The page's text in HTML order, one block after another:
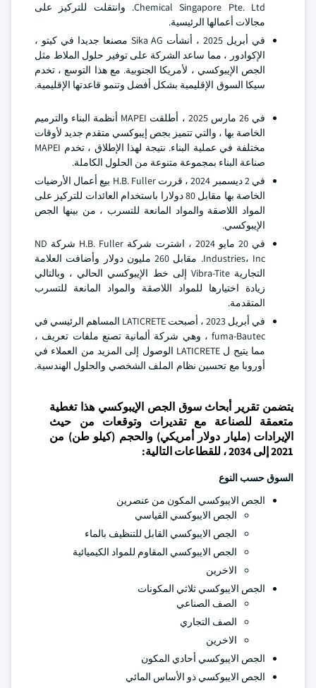
Chemical Singapore Pte. Ltd. وانتقلت للتركيز على
مجالات أعمالها الرئيسية.
في أبريل 2025 ، أنشأت Sika AG مصنعا جديدا في كيتو ،
الإكوادور ، مما ساعد الشركة على توفير حلول الملاط مثل
الجص الإيبوكسي ، لأمريكا الجنوبية. مع هذا التوسع ، تخدم
سيكا السوق الإقليمية بشكل أفضل وتنمو قاعدتها الإقليمية.
في 26 مارس 2025 ، أطلقت MAPEI أنظمة البناء والترميم
الخاصة بها ، والتي تتميز بجص إيبوكسي متقدم جديد لأوقات
مختلفة في عملية البناء. نتيجة لهذا الإطلاق ، تخدم MAPEI
صناعة البناء بمجموعة متنوعة من الحلول الكاملة.
في 2 ديسمبر 2024 ، قررت H.B. Fuller بيع أعمال الأرضيات
الخاصة بها مقابل 80 دولارا باستخدام العائدات للتركيز على
المواد اللاصقة والمواد المانعة للتسرب ، من بينها الجص
الإيبوكسي.
في 20 مايو 2024 ، اشترت شركة H.B. Fuller شركة ND
Industries، Inc. مقابل 260 مليون دولار وأضافت العلامة
التجارية Vibra-Tite إلى خط الإيبوكسي الحالي ، وبالتالي
زيادة اختيارها للمواد اللاصقة والمواد المانعة للتسرب
المتقدمة.
في أبريل 2023 ، أصبحت LATICRETE المساهم الرئيسي في
fuma-Bautec ، وهي شركة ألمانية تصنع ملفات تعريف ،
مما يتيح ل LATICRETE الوصول إلى المزيد من العملاء في
أوروبا مع تحسين نظام الملف الشخصي والحلول الهندسية.
يتضمن تقرير أبحاث سوق الجص الإيبوكسي هذا تغطية
متعمقة للصناعة مع تقديرات وتوقعات من حيث
الإيرادات (مليار دولار أمريكي) والحجم (كيلو طن) من
2021 إلى 2034 ، للقطاعات التالية:
السوق حسب النوع
الجص الايبوكسي المكون من عنصرين
الجص الايبوكسي القياسي
الجص الايبوكسي القابل للتنظيف بالماء
الجص الايبوكسي المقاوم للمواد الكيميائية
الاخرين
الجص الايبوكسي ثلاثي المكونات
الصف الصناعي
الصف التجاري
الاخرين
الجص الايبوكسي أحادي المكون
الجص الايبوكسي ذو الأساس المائي